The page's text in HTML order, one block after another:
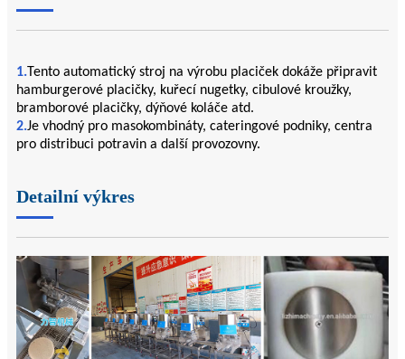
1.Tento automatický stroj na výrobu placiček dokáže připravit
hamburgerové placičky, kuřecí nugetky, cibulové kroužky,
bramborové placičky, dýňové koláče atd.
2.Je vhodný pro masokombináty, cateringové podniky, centra
pro distribuci potravin a další provozovny.
Detailní výkres